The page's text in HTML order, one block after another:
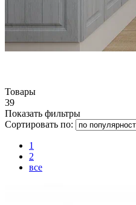
Товары
39
Показать фильтры
Сортировать по:
1
2
все